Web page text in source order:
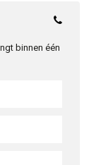
binnen één